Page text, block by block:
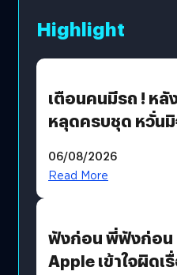
Highlight
เตือนคนมีรถ ! ห
หลุดครบชุด หวั่น
รหัสผ่านหลุด ไม่ใช่
06/08/2026
Read More
ฟังก่อน พี่ฟังก่อน
Apple เข้าใจผิดเ